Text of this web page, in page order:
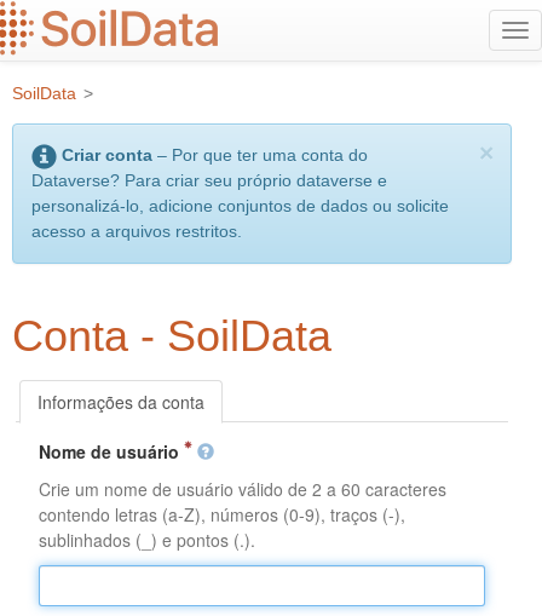
Ir
para
conteúdo
principal
SoilData >
×
Criar conta – Por que ter uma conta do
Dataverse? Para criar seu próprio dataverse e
personalizá-lo, adicione conjuntos de dados ou solicite
acesso a arquivos restritos.
Conta - SoilData
Informações da conta
Nome de usuário
Crie um nome de usuário válido de 2 a 60 caracteres
contendo letras (a-Z), números (0-9), traços (-),
sublinhados (_) e pontos (.).